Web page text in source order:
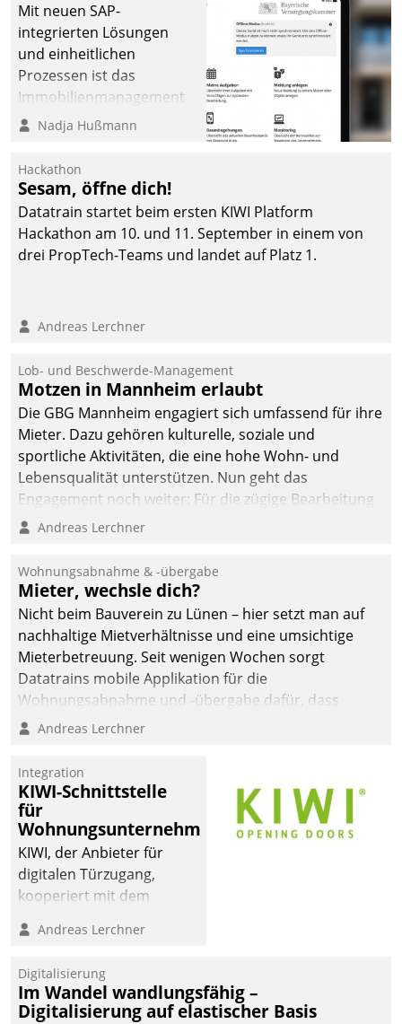
Mit neuen SAP-
integrierten Lösungen
und einheitlichen
Prozessen ist das
Immobilienmanagement
der Bayerischen
Ressort Kapitalanlage für
künftige Aufgaben und
Herausforderungen
gerüstet.
Nadja Hußmann
Hackathon
Sesam, öffne dich!
Datatrain startet beim ersten KIWI Platform
Hackathon am 10. und 11. September in einem von
drei PropTech-Teams und landet auf Platz 1.
Andreas Lerchner
Lob- und Beschwerde-Management
Motzen in Mannheim erlaubt
Die GBG Mannheim engagiert sich umfassend für ihre
Mieter. Dazu gehören kulturelle, soziale und
sportliche Aktivitäten, die eine hohe Wohn- und
Lebensqualität unterstützen. Nun geht das
Engagement noch weiter: Für die zügige Bearbeitung
von Beschwerden – oder Lob – richtet das
und Beschwerde-Management einen eigenen Kanal
ein.
Andreas Lerchner
Wohnungsabnahme & -übergabe
Mieter, wechsle dich?
Nicht beim Bauverein zu Lünen – hier setzt man auf
nachhaltige Mietverhältnisse und eine umsichtige
Mieterbetreuung. Seit wenigen Wochen sorgt
Datatrains mobile Applikation für die
Wohnungsabnahme und -übergabe dafür, dass
Mieter wohlgeordnet kommen und, so es sein muss,
Andreas Lerchner
Integration
KIWI-Schnittstelle
für
Wohnungsunternehmen
KIWI, der Anbieter für
digitalen Türzugang,
kooperiert mit dem
Softwareentwicklungshaus
Andreas Lerchner
Digitalisierung
Im Wandel wandlungsfähig –
Digitalisierung auf elastischer Basis